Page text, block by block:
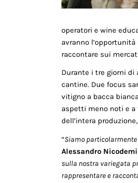
operatori e wine
avranno
raccontare sui
Durante i tre giorni di
cantine. Due focus
vitigno a bacca
aspetti meno noti e a
dell’intera
“Siamo particolarmente
Alessandro Nicodemi
sulla nostra variegata
rappresentare e